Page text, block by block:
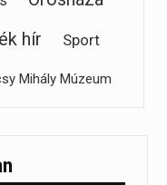
hír Sport
Mihály Múzeum